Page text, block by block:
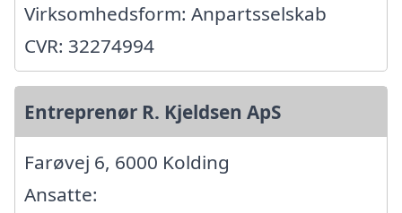
Virksomhedsform: Anpartsselskab
CVR: 32274994
Entreprenør R. Kjeldsen ApS
Farøvej 6, 6000 Kolding
Ansatte: